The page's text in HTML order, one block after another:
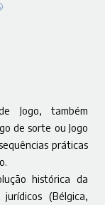
Jogo, também
de sorte ou Jogo
práticas
histórica da
(Bélgica,